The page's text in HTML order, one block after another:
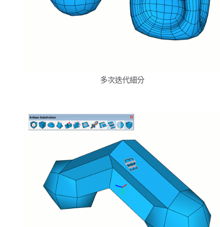
多次迭代細分